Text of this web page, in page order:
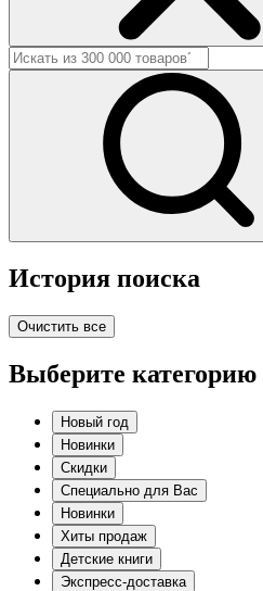
История поиска
Очистить все
Выберите категорию
Новый год
Новинки
Скидки
Специально для Вас
Новинки
Хиты продаж
Детские книги
Экспресс-доставка